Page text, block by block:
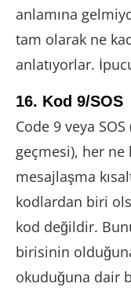
anlamına
tam olarak ne
anlatıyorlar.
16. Kod 9/SOS
Code 9 veya
geçmesi), her
mesajlaşma
kodlardan biri
kod değildir.
birisinin
okuduğuna dair